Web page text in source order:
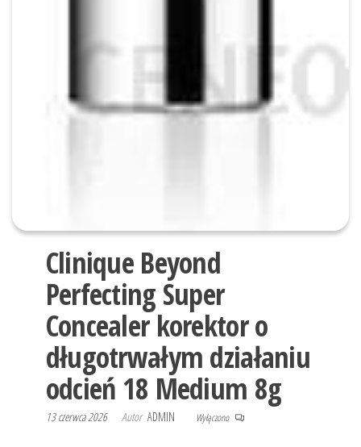
Clinique Beyond
Perfecting Super
Concealer korektor o
długotrwałym działaniu
odcień 18 Medium 8g
13 czerwca 2026 Autor ADMIN Wyłączono